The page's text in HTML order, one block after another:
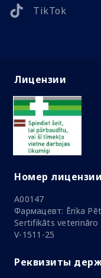
TikTok
Лицензии
Номер лицензии
A00147
Фармацевт: Ērika
Sertifikāts veterināro
V-1511-25
Реквизиты